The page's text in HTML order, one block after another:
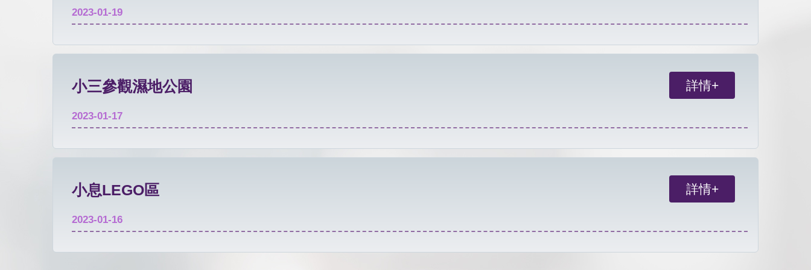
2023-01-19
小三參觀濕地公園
2023-01-17
詳情+
小息LEGO區
2023-01-16
詳情+